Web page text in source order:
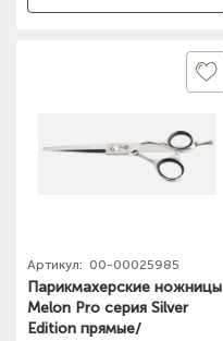
Артикул: 00-00025985
Парикмахерские ножницы
Melon Pro серия Silver
Edition прямые/